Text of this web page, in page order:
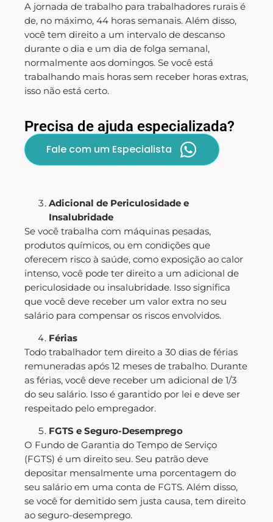
A jornada de trabalho para trabalhadores rurais é
de, no máximo, 44 horas semanais. Além disso,
você tem direito a um intervalo de descanso
durante o dia e um dia de folga semanal,
normalmente aos domingos. Se você está
trabalhando mais horas sem receber horas extras,
isso não está certo.
Precisa de ajuda especializada?
Fale com um Especialista
Adicional de Periculosidade e
Insalubridade
Se você trabalha com máquinas pesadas,
produtos químicos, ou em condições que
oferecem risco à saúde, como exposição ao calor
intenso, você pode ter direito a um adicional de
periculosidade ou insalubridade. Isso significa
que você deve receber um valor extra no seu
salário para compensar os riscos envolvidos.
Férias
Todo trabalhador tem direito a 30 dias de férias
remuneradas após 12 meses de trabalho. Durante
as férias, você deve receber um adicional de 1/3
do seu salário. Isso é garantido por lei e deve ser
respeitado pelo empregador.
FGTS e Seguro-Desemprego
O Fundo de Garantia do Tempo de Serviço
(FGTS) é um direito seu. Seu patrão deve
depositar mensalmente uma porcentagem do
seu salário em uma conta de FGTS. Além disso,
se você for demitido sem justa causa, tem direito
ao seguro-desemprego.